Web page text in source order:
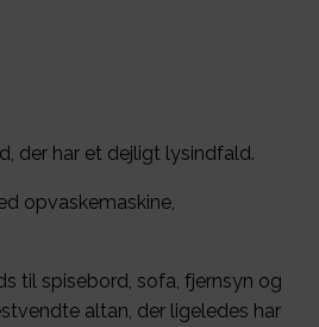
der har et dejligt lysindfald.
opvaskemaskine,
til spisebord, sofa, fjernsyn og
altan, der ligeledes har